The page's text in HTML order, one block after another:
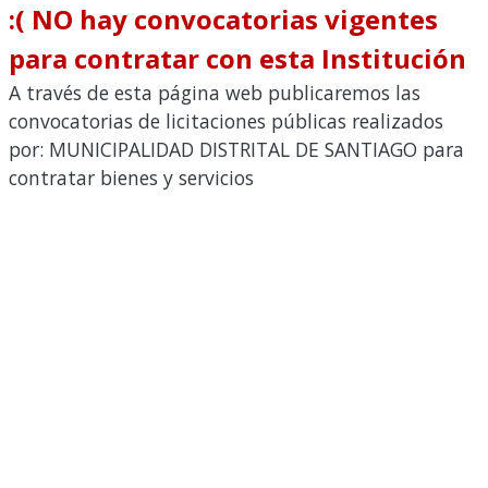
:( NO hay convocatorias vigentes
para contratar con esta Institución
A través de esta página web publicaremos las
convocatorias de licitaciones públicas realizados
por: MUNICIPALIDAD DISTRITAL DE SANTIAGO para
contratar bienes y servicios